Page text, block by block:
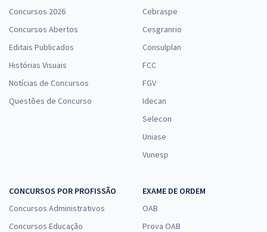
Concursos 2026
Concursos Abertos
Editais Publicados
Histórias Visuais
Notícias de Concursos
Questões de Concurso
Cebraspe
Cesgranrio
Consulplan
FCC
FGV
Idecan
Selecon
Uniase
Vunesp
CONCURSOS POR PROFISSÃO
Concursos Administrativos
Concursos Educação
EXAME DE ORDEM
OAB
Prova OAB